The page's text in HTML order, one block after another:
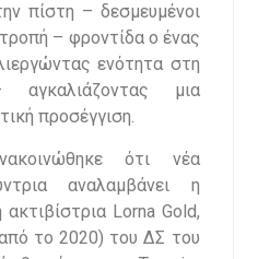
πίστη – δεσμευμένοι
– φροντίδα ο ένας
ενότητα στη
αγκαλιάζοντας μια
προσέγγιση.
ότι νέα
αναλαμβάνει η
Lorna Gold,
το 2020) του ΔΣ του